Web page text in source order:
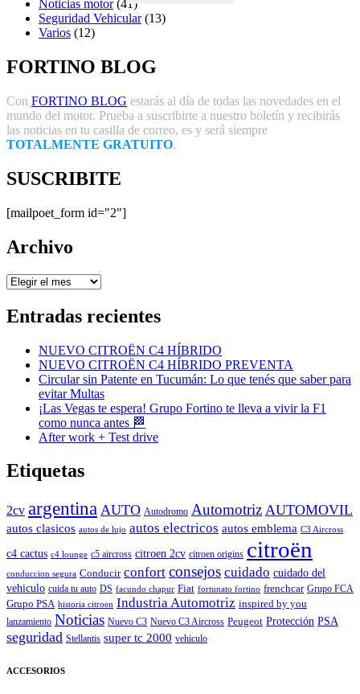
Noticias motor(41)
Seguridad Vehicular(13)
Varios (12)
FORTINO BLOG
Con FORTINO BLOG estarás al día de todas las novedades en el
mundo del motor. Prueba a suscribirte a nuestro boletín y recibirás
las noticias en tu casilla de correo, es y será siempre
TOTALMENTE GRATUITO.
SUSCRIBITE
[mailpoet_form id="2"]
Archivo
Archivo
Entradas recientes
NUEVO CITROËN C4 HÍBRIDO
NUEVO CITROËN C4 HÍBRIDO PREVENTA
Circular sin Patente en Tucumán: Lo que tenés que saber para
evitar Multas
¡Las Vegas te espera! Grupo Fortino te lleva a vivir la F1
como nunca antes 🏁
After work + Test drive
Etiquetas
2cv argentina AUTO Autodromo Automotriz AUTOMOVIL
autos clasicos autos de lujo autos electricos autos emblema C3 Aircross
c4 cactus c4 lounge c5 aircross citroen 2cv citroen origins citroën
conduccion segura Conducir confort consejos cuidado cuidado del
vehiculo cuida tu auto DS facundo chapur Fiat fortunato fortino frenchcar Grupo FCA
Grupo PSA historia citroen Industria Automotriz inspired by you
lanzamiento Noticias Nuevo C3 Nuevo C3 Aircross Peugeot Protección PSA
seguridad Stellantis super tc 2000 vehiculo
ACCESORIOS